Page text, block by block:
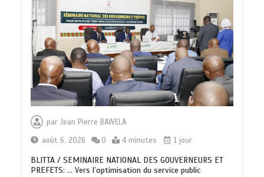
parJean Pierre BAWELA
août 6, 2026
0 4 minutes 1 jour
BLITTA / SEMINAIRE NATIONAL DES GOUVERNEURS ET
PREFETS: … Vers l’optimisation du service public